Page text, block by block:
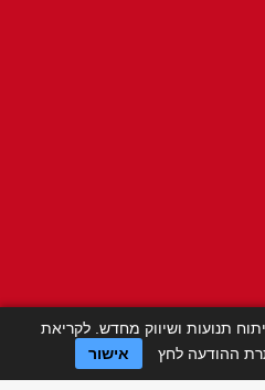
Click a
תנועות ושיווק מחדש. לקריאת
ההודעה לחץ אישור